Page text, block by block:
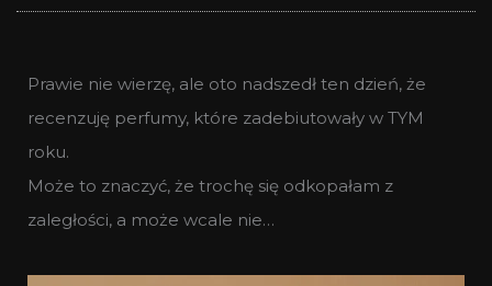
Prawie nie wierzę, ale oto nadszedł ten dzień, że
recenzuję perfumy, które zadebiutowały w TYM
roku.
Może to znaczyć, że trochę się odkopałam z
zaległości, a może wcale nie…